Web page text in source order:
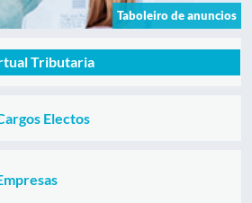
Taboleiro de anuncios
Tributaria
Electos